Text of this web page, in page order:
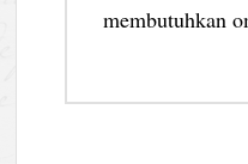
membutuhkan